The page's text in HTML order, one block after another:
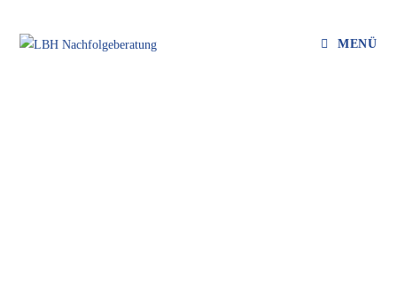
MENÜ